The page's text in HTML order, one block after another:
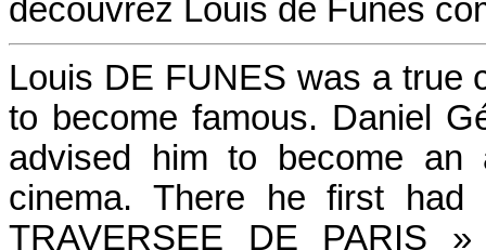
découvrez Louis de Funès
Louis DE FUNES was a true
to become famous. Daniel
advised him to become
cinema. There he first
TRAVERSEE DE PARIS